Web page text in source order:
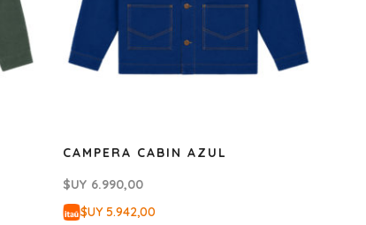
CAMPERA CABIN AZUL
$UY 6.990,00
$UY 5.942,00